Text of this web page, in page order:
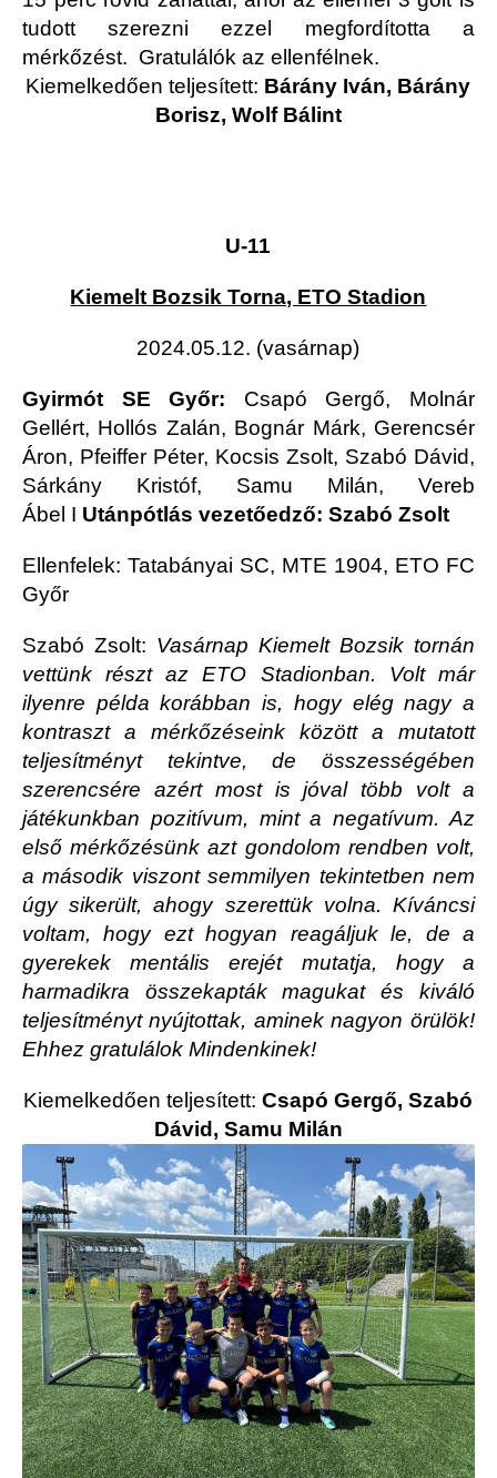
tudott szerezni ezzel megfordította a
mérkőzést. Gratulálók az ellenfélnek.
Kiemelkedően teljesített: Bárány Iván, Bárány
Borisz, Wolf Bálint
U-11
Kiemelt Bozsik Torna, ETO Stadion
2024.05.12. (vasárnap)
Gyirmót SE Győr: Csapó Gergő, Molnár
Gellért, Hollós Zalán, Bognár Márk, Gerencsér
Áron, Pfeiffer Péter, Kocsis Zsolt, Szabó Dávid,
Sárkány Kristóf, Samu Milán, Vereb
Ábel I Utánpótlás vezetőedző: Szabó Zsolt
Ellenfelek: Tatabányai SC, MTE 1904, ETO FC
Győr
Szabó Zsolt: Vasárnap Kiemelt Bozsik tornán
vettünk részt az ETO Stadionban. Volt már
ilyenre példa korábban is, hogy elég nagy a
kontraszt a mérkőzéseink között a mutatott
teljesítményt tekintve, de összességében
szerencsére azért most is jóval több volt a
játékunkban pozitívum, mint a negatívum. Az
első mérkőzésünk azt gondolom rendben volt,
a második viszont semmilyen tekintetben nem
úgy sikerült, ahogy szerettük volna. Kíváncsi
voltam, hogy ezt hogyan reagáljuk le, de a
gyerekek mentális erejét mutatja, hogy a
harmadikra összekapták magukat és kiváló
teljesítményt nyújtottak, aminek nagyon örülök!
Ehhez gratulálok Mindenkinek!
Kiemelkedően teljesített:Csapó Gergő, Szabó
Dávid, Samu Milán